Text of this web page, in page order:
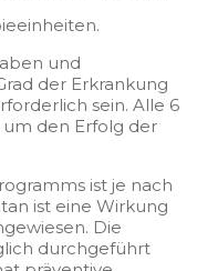
und
der Erkrankung
sein. Alle 6
den Erfolg der
ist je nach
ist eine Wirkung
Die
durchgeführt